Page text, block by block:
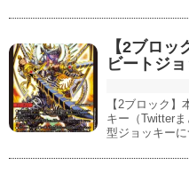
【2ブロ
ビートジ
【2ブロック
キー（Twitter
型ジョッキー